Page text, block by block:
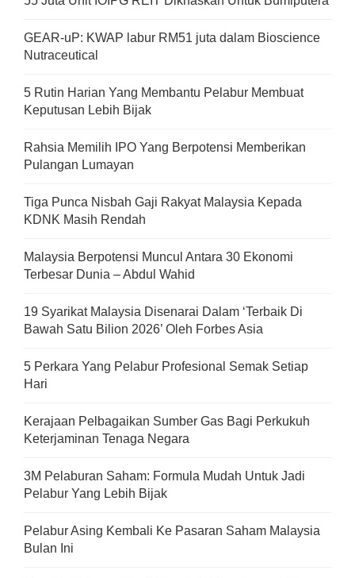
GEAR-uP: KWAP labur RM51 juta dalam Bioscience
Nutraceutical
5 Rutin Harian Yang Membantu Pelabur Membuat
Keputusan Lebih Bijak
Rahsia Memilih IPO Yang Berpotensi Memberikan
Pulangan Lumayan
Tiga Punca Nisbah Gaji Rakyat Malaysia Kepada
KDNK Masih Rendah
Malaysia Berpotensi Muncul Antara 30 Ekonomi
Terbesar Dunia – Abdul Wahid
19 Syarikat Malaysia Disenarai Dalam ‘Terbaik Di
Bawah Satu Bilion 2026’ Oleh Forbes Asia
5 Perkara Yang Pelabur Profesional Semak Setiap
Hari
Kerajaan Pelbagaikan Sumber Gas Bagi Perkukuh
Keterjaminan Tenaga Negara
3M Pelaburan Saham: Formula Mudah Untuk Jadi
Pelabur Yang Lebih Bijak
Pelabur Asing Kembali Ke Pasaran Saham Malaysia
Bulan Ini